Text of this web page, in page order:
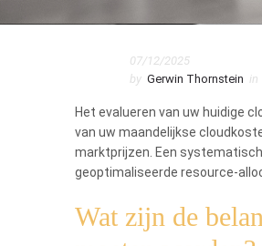
07/12/2025
by Gerwin Thornstein in
Het evalueren van uw huidige
van uw maandelijkse
marktprijzen. Een
geoptimaliseerde resource-
Wat zijn de